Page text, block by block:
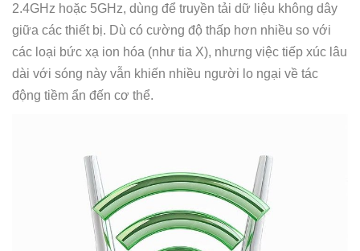
2.4GHz hoặc 5GHz, dùng để truyền tải dữ liệu không dây
giữa các thiết bị. Dù có cường độ thấp hơn nhiều so với
các loại bức xạ ion hóa (như tia X), nhưng việc tiếp xúc lâu
dài với sóng này vẫn khiến nhiều người lo ngại về tác
động tiềm ẩn đến cơ thể.